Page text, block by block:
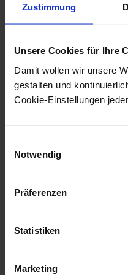
Zustimmung
Unsere Cookies für Ihre
Damit wollen wir unsere
gestalten und
Cookie-Einstellungen
Notwendig
Präferenzen
Statistiken
Marketing
kann den Wert
Beispiel für die Syntax
Vorbelegung:
Der vorbelegte Wert ist
Variable#BENUTZER#
Weiter möglich sind